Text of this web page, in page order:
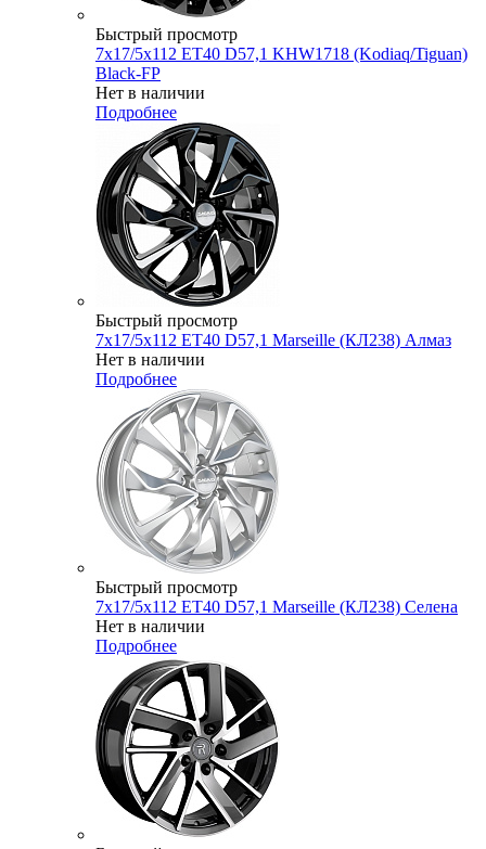
Быстрый просмотр
7x17/5x112 ET40 D57,1 KHW1718 (Kodiaq/Tiguan)
Black-FP
Нет в наличии
Подробнее
Быстрый просмотр
7x17/5x112 ET40 D57,1 Marseille (КЛ238) Алмаз
Нет в наличии
Подробнее
Быстрый просмотр
7x17/5x112 ET40 D57,1 Marseille (КЛ238) Селена
Нет в наличии
Подробнее